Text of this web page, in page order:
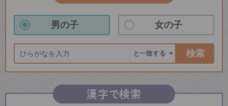
男の子 女の子
検索
漢字で検索